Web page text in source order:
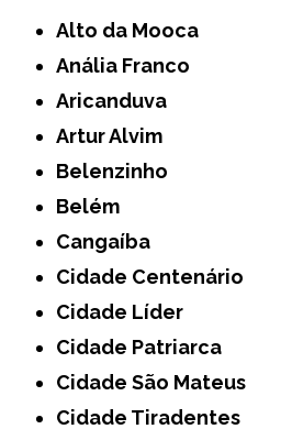
Alto da Mooca
Anália Franco
Aricanduva
Artur Alvim
Belenzinho
Belém
Cangaíba
Cidade Centenário
Cidade Líder
Cidade Patriarca
Cidade São Mateus
Cidade Tiradentes